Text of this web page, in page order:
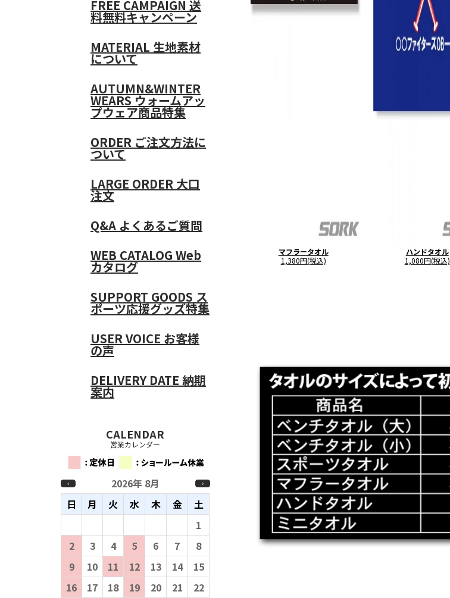
FREE CAMPAIGN 送
料無料キャンペーン
MATERIAL 生地素材
について
AUTUMN&WINTER
WEARSウォームアッ
プウェア商品特集
ORDER ご注文方法に
ついて
LARGE ORDER 大口
注文
Q&A よくあるご質問
WEB CATALOG Web
カタログ
SUPPORT GOODS ス
ポーツ応援グッズ特集
USER VOICE お客様
の声
DELIVERY DATE 納期
案内
CALENDAR
営業カレンダー
‹ 2026年 8月 ›
日 月 火 水 木 金
土
1
2
3 4 5 6 7
8
9
10 11 12 13 14
15
16
17 18 19 20 21 22
マフラータオル
1,380円(税込)
ハンドタオル
1,080円(税込)